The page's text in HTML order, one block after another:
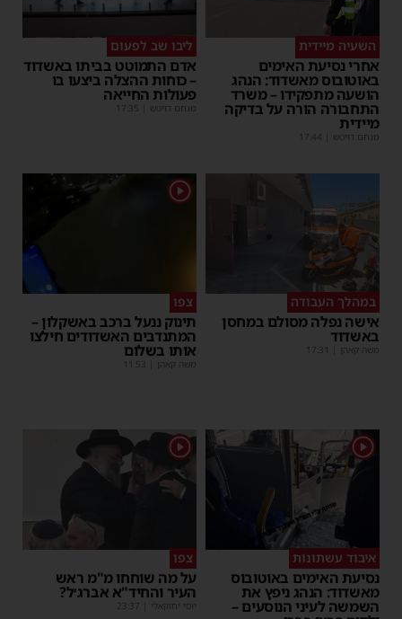
השעיה מיידית
אחרי נסיעת האימים
באוטובוס מאשדוד: הנהג
הושעה מתפקידו – משרד
התחבורה הורה על בדיקה
מיידית
מנחם דויטש 17:44
ליבו שב לפעום
אדם התמוטט בביתו באשדוד
– כוחות ההצלה ביצעו בו
פעולות החייאה
מנחם דויטש 17:35
במהלך העבודה
אישה נפלה מסולם במחסן
באשדוד
משה קאהן 17:31
1
צפו
תינוק ננעל ברכב באשקלון –
המתנדבים האשדודים חילצו
אותו בשלום
משה קאהן 11:53
1
איבוד עשתונות
נסיעת האימים באוטובוס
מאשדוד: הנהג ניפץ את
השמשה לעיני הנוסעים –
1
צפו
על מה שוחחו מ"מ ראש
העיר והחיד"א אברג׳ל?
יוסי יחזקאלי 23:37